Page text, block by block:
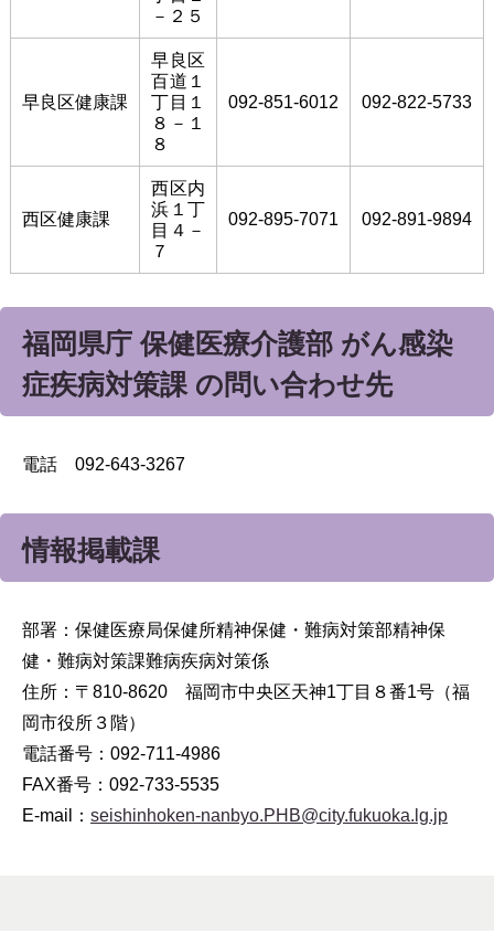
－２５
早良区健康課
早良区
百道１
丁目１
８－１
８
092-851-6012 092-822-5733
西区健康課
西区内
浜１丁
目４－
７
092-895-7071 092-891-9894
福岡県庁 保健医療介護部 がん感染
症疾病対策課 の問い合わせ先
電話 092-643-3267
情報掲載課
部署：保健医療局保健所精神保健・難病対策部精神保
健・難病対策課難病疾病対策係
住所：〒810-8620 福岡市中央区天神1丁目８番1号（福
岡市役所３階）
電話番号：092-711-4986
FAX番号：092-733-5535
E-mail： seishinhoken-nanbyo.PHB@city.fukuoka.lg.jp